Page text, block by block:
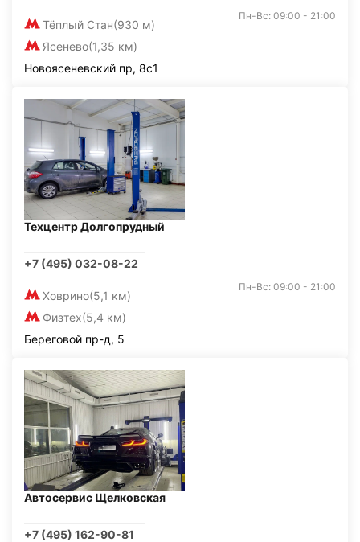
Тёплый Стан(930 м)
Ясенево(1,35 км)
Пн-Вс: 09:00 - 21:00
Новоясеневский пр, 8с1
Техцентр Долгопрудный
+7 (495) 032-08-22
Ховрино(5,1 км)
Физтех(5,4 км)
Пн-Вс: 09:00 - 21:00
Береговой пр-д, 5
Автосервис Щелковская
+7 (495) 162-90-81